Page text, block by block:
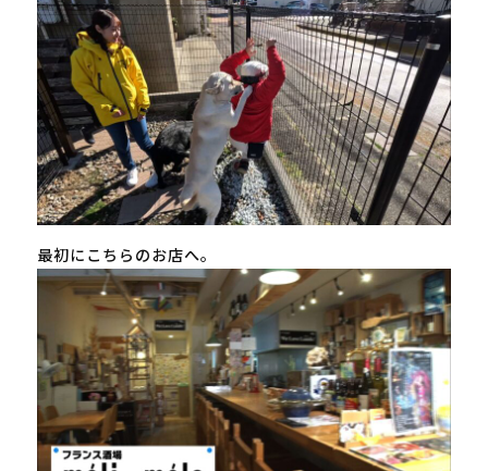
最初にこちらのお店へ。